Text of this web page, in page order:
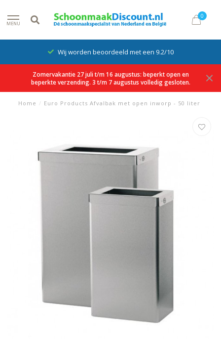
MENU
0
Wij worden beoordeeld met een 9.2/10
Zomervakantie 27 juli t/m 16 augustus: beperkt open en
beperkte verzending. 3 t/m 7 augustus volledig gesloten.
Home / Euro Products Afvalbak met open inworp - 50 liter